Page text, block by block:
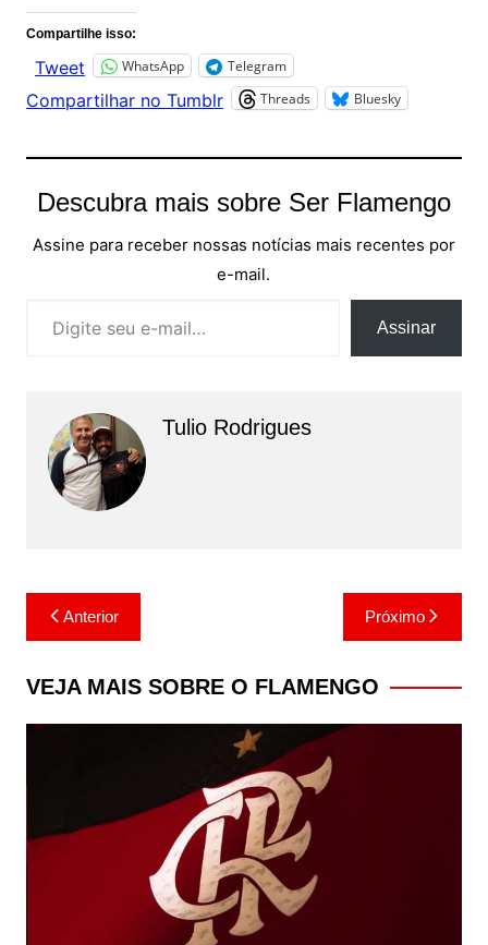
Compartilhe isso:
Tweet WhatsApp Telegram
Compartilhar no Tumblr Threads Bluesky
Descubra mais sobre Ser Flamengo
Assine para receber nossas notícias mais recentes por
e-mail.
Assinar
Tulio Rodrigues
Navegação
de
Post
Anterior Próximo
VEJA MAIS SOBRE O FLAMENGO